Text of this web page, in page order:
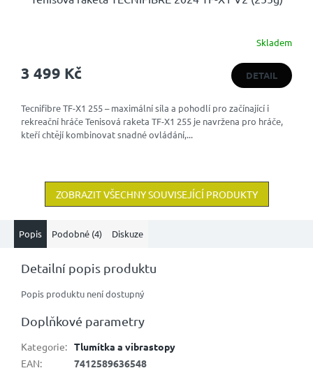
Skladem
3 499 Kč DETAIL
Tecnifibre TF-X1 255 – maximální síla a pohodlí pro začínající i
rekreační hráče Tenisová raketa TF-X1 255 je navržena pro hráče,
kteří chtějí kombinovat snadné ovládání,...
ZOBRAZIT VŠECHNY SOUVISEJÍCÍ PRODUKTY
Popis Podobné (4) Diskuze
Detailní popis produktu
Popis produktu není dostupný
Doplňkové parametry
Kategorie: Tlumítka a vibrastopy
EAN: 7412589636548